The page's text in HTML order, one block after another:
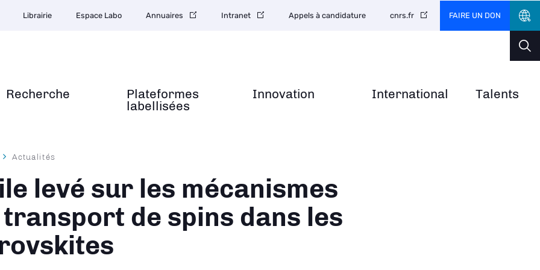
Recherche
Plateformes
labellisées
Innovation International Talents
Librairie Espace Labo Annuaires Intranet Appels à candidature cnrs.fr FAIRE UN DON
Actualités
levé sur les mécanismes
de spins dans les